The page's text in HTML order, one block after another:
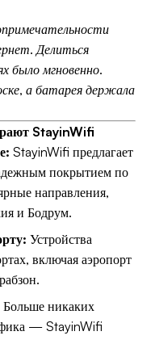
Делиться
было мгновенно.
а батарея держала
StayinWifi
StayinWifi предлагает
покрытием по
направления,
и Бодрум.
Устройства
включая аэропорт
Больше никаких
— StayinWifi